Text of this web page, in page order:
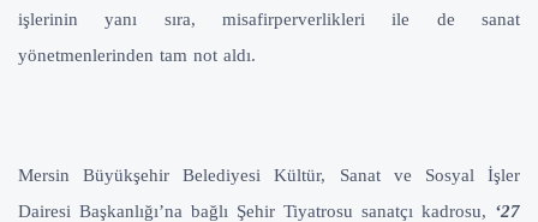
işlerinin yanı sıra, misafirperverlikleri ile de sanat
yönetmenlerinden tam not aldı.
Mersin Büyükşehir Belediyesi Kültür, Sanat ve Sosyal İşler
Dairesi Başkanlığı’na bağlı Şehir Tiyatrosu sanatçı kadrosu, ‘27